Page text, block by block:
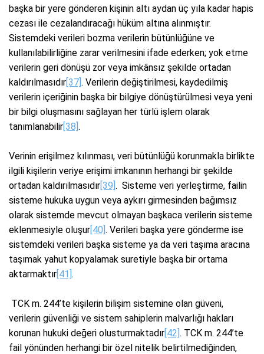
başka bir yere gönderen kişinin altı aydan üç yıla kadar hapis
cezası ile cezalandıracağı hüküm altına alınmıştır.
Sistemdeki verileri bozma verilerin bütünlüğüne ve
kullanılabilirliğine zarar verilmesini ifade ederken; yok etme
verilerin geri dönüşü zor veya imkânsız şekilde ortadan
kaldırılmasıdır[37] . Verilerin değiştirilmesi, kaydedilmiş
verilerin içeriğinin başka bir bilgiye dönüştürülmesi veya yeni
bir bilgi oluşmasını sağlayan her türlü işlem olarak
tanımlanabilir[38] .
Verinin erişilmez kılınması, veri bütünlüğü korunmakla birlikte
ilgili kişilerin veriye erişimi imkanının herhangi bir şekilde
ortadan kaldırılmasıdır[39] . Sisteme veri yerleştirme, failin
sisteme hukuka uygun veya aykırı girmesinden bağımsız
olarak sistemde mevcut olmayan başkaca verilerin sisteme
eklenmesiyle oluşur[40] . Verileri başka yere gönderme ise
sistemdeki verileri başka sisteme ya da veri taşıma aracına
taşımak yahut kopyalamak suretiyle başka bir ortama
aktarmaktır[41] .
TCK m. 244’te kişilerin bilişim sistemine olan güveni,
verilerin güvenliği ve sistem sahiplerin malvarlığı hakları
korunan hukuki değeri olusturmaktadır[42] . TCK m. 244’te
fail yönünden herhangi bir özel nitelik belirtilmediğinden,